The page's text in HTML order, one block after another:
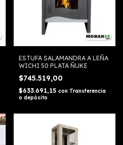
ESTUFA SALAMANDRA A LEÑA
WICHI 50 PLATA ÑUKE
$745.519,00
$633.691,15 con Transferencia
o depósito